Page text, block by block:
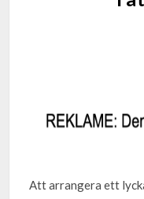
Att arrangera ett